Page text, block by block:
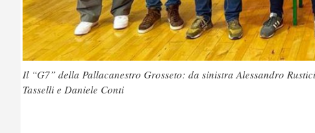
Il “G7” della Pallacanestro Grosseto: da sinistra Alessandro
Tasselli e Daniele Conti